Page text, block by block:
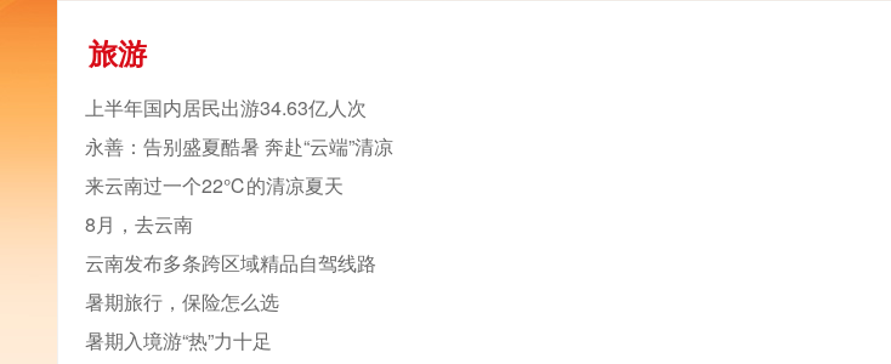
旅游
上半年国内居民出游34.63亿人次
永善：告别盛夏酷暑 奔赴“云端”清凉
来云南过一个22℃的清凉夏天
8月，去云南
云南发布多条跨区域精品自驾线路
暑期旅行，保险怎么选
暑期入境游“热”力十足